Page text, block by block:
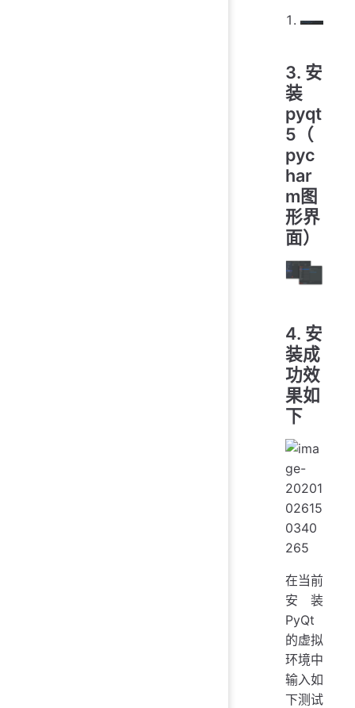
3. 安
装
pyqt
5（
pyc
har
m图
形界
面）
4. 安
装成
功效
果如
下
在当前
安装
PyQt
的虚拟
环境中
输入如
下测试